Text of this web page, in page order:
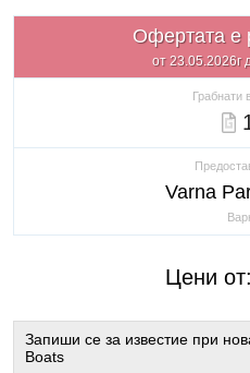
Офертата е
от 23.05.2026г
Грабнати
Varna
Цени от:
Запиши се за известие при
Boats